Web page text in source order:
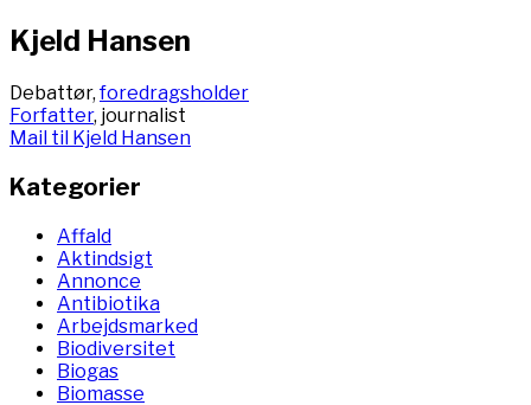
Kjeld Hansen
Debattør,foredragsholder
Forfatter, journalist
Mail til Kjeld Hansen
Kategorier
Affald
Aktindsigt
Annonce
Antibiotika
Arbejdsmarked
Biodiversitet
Biogas
Biomasse